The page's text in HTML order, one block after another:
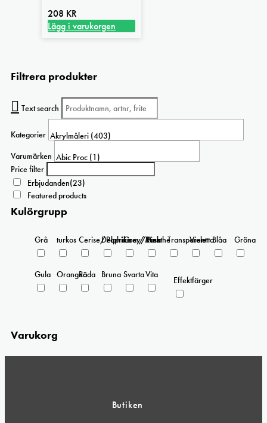
208 KR
Lägg i varukorgen
Filtrera produkter
Text search
Kategorier
Varumärken
Price filter
Erbjudanden(23)
Featured products
Kulörgrupp
Grå turkos Cerise/Paprika
Delphinium/Menthe
Grey/Pink
Rosa Transparent
ViolettaBlåa Gröna
Gula OrangeaRöda Bruna SvartaVita
Effektfärger
Varukorg
Butiken